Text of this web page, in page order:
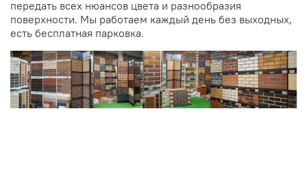
передать всех нюансов цвета и разнообразия
поверхности. Мы работаем каждый день без выходных,
есть бесплатная парковка.